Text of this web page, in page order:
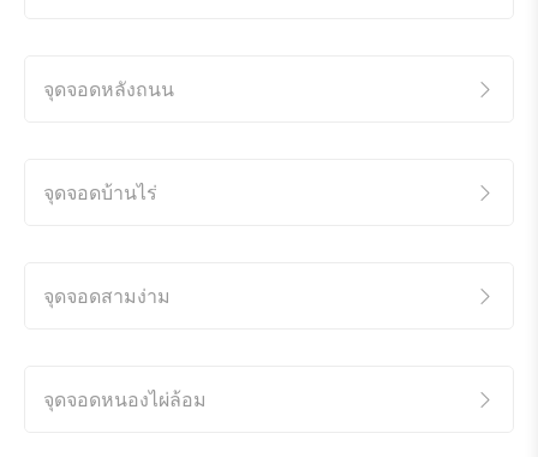
จุดจอดหลังถนน
จุดจอดบ้านไร่
จุดจอดสามง่าม
จุดจอดหนองไผ่ล้อม